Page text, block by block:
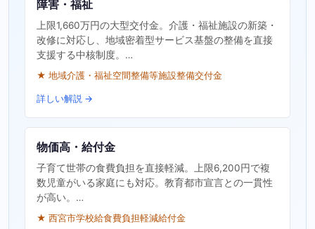
障害・福祉
上限1,660万円の大型交付金。介護・福祉施設の新築・
改修に対応し、地域密着型サービス基盤の整備を直接
支援する中核制度。…
★ 地域介護・福祉空間整備等施設整備交付金
詳しい解説 →
物価高・給付金
子育て世帯の食費負担を直接軽減。上限6,200円で複
数児童がいる家庭にも対応。教育都市宣言との一貫性
が高い。…
★ 西宮市学校給食費負担軽減給付金